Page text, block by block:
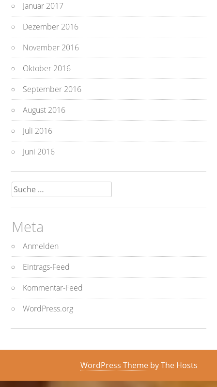
Januar 2017
Dezember 2016
November 2016
Oktober 2016
September 2016
August 2016
Juli 2016
Juni 2016
Suche
nach:
Meta
Anmelden
Eintrags-Feed
Kommentar-Feed
WordPress.org
WordPress Theme by The Hosts